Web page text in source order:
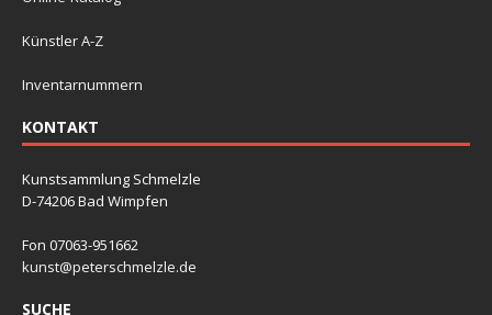
Künstler A-Z
Inventarnummern
KONTAKT
Kunstsammlung Schmelzle
D-74206 Bad Wimpfen
Fon 07063-951662
kunst@peterschmelzle.de
SUCHE